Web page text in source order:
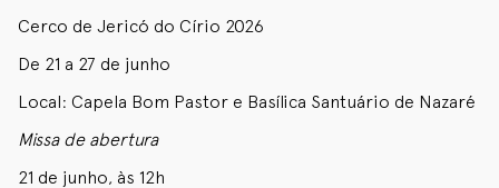
Cerco de Jericó do Círio 2026
De 21 a 27 de junho
Local: Capela Bom Pastor e Basílica Santuário de Nazaré
Missa de abertura
21 de junho, às 12h